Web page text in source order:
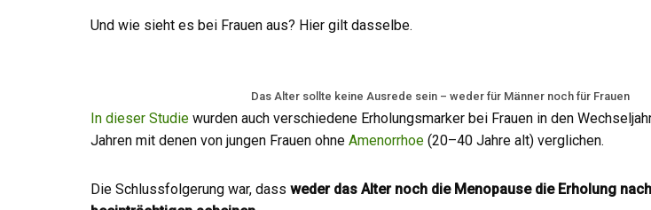
Und wie sieht es bei Frauen aus? Hier gilt dasselbe.
Das Alter sollte keine Ausrede sein – weder für Männer noch für Frauen
In dieser Studie wurden auch verschiedene Erholungsmarker bei Frauen in den
Jahren mit denen von jungen Frauen ohne Amenorrhoe (20–40 Jahre alt) verglichen.
Die Schlussfolgerung war, dass weder das Alter noch die Menopause die Erholung